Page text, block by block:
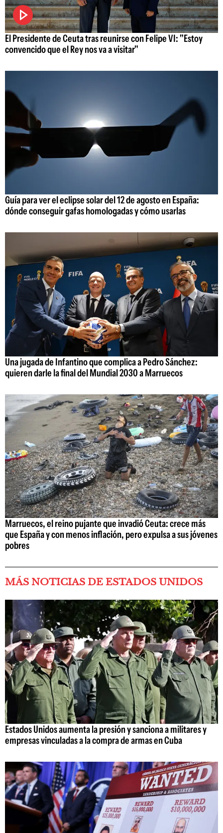
El Presidente de Ceuta tras reunirse con Felipe VI: "Estoy
convencido que el Rey nos va a visitar"
Guía para ver el eclipse solar del 12 de agosto en España:
dónde conseguir gafas homologadas y cómo usarlas
Una jugada de Infantino que complica a Pedro Sánchez:
quieren darle la final del Mundial 2030 a Marruecos
Marruecos, el reino pujante que invadió Ceuta: crece más
que España y con menos inflación, pero expulsa a sus jóvenes
pobres
MÁS NOTICIAS DE ESTADOS UNIDOS
Estados Unidos aumenta la presión y sanciona a militares y
empresas vinculadas a la compra de armas en Cuba